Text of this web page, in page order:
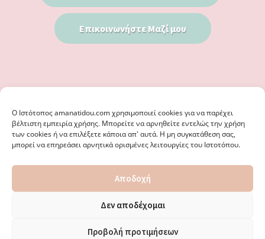
Ο Iστότοπος amanatidou.com χρησιμοποιεί cookies για να παρέχει
βέλτιστη εμπειρία χρήσης. Μπορείτε να αρνηθείτε εντελώς την χρήση
των cookies ή να επιλέξετε κάποια απ' αυτά. Η μη συγκατάθεση σας,
μπορεί να επηρεάσει αρνητικά ορισμένες λειτουργίες του Ιστοτόπου.
Αποδοχή
Δεν αποδέχομαι
Προβολή προτιμήσεων
Επικοινωνήστε Μαζί μου
ΘΕΣΣΑΛΟΝΊΚΗ - ΕΙΔΙΚΌΣ ΣΤΗ ΓΝΩΣΤΙΚΉ ΣΥΜΠΕΡΙΦΟΡΙΚΉ
ΨΥΧΟΘΕΡΑΠΕΊΑ, ΜΕΤΑΜΟΡΦΏΣΕΩΣ 36 & ΚΟΤΥΏΡΩΝ 38, ΚΑΛΑΜΑΡΙΆ
ΘΕΣΣΑΛΟΝΊΚΗ · ΚΑΤΑΣΚΕΥΉ ΑΠΌWEBERIENCE
ΔΙΕΥΘΎΝΣΕΩΝ ΚΑΙ ΑΛΛΑΓΏΝ. · ΑΠΑΓΟΡΕΎΕΤΑΙ ΑΥΣΤΗΡΆ Η